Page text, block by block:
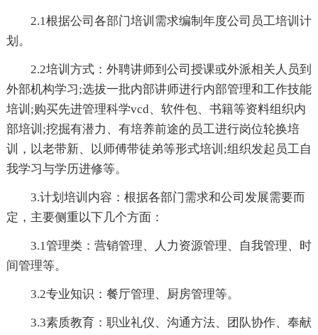
2.1根据公司各部门培训需求编制年度公司员工培训计
划。
2.2培训方式：外聘讲师到公司授课或外派相关人员到
外部机构学习;选拔一批内部讲师进行内部管理和工作技能
培训;购买先进管理科学vcd、软件包、书籍等资料组织内
部培训;挖掘有潜力、有培养前途的员工进行岗位轮换培
训，以老带新、以师傅带徒弟等形式培训;组织发起员工自
我学习与学历进修等。
3.计划培训内容：根据各部门需求和公司发展需要而
定，主要侧重以下几个方面：
3.1管理类：营销管理、人力资源管理、自我管理、时
间管理等。
3.2专业知识：餐厅管理、厨房管理等。
3.3素质教育：职业礼仪、沟通方法、团队协作、奉献